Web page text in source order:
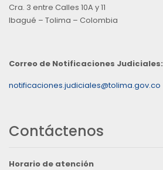
Cra. 3 entre Calles 10A y 11
Ibagué – Tolima – Colombia
Correo de Notificaciones Judiciales:
notificaciones.judiciales@tolima.gov.co
Contáctenos
Horario de atención